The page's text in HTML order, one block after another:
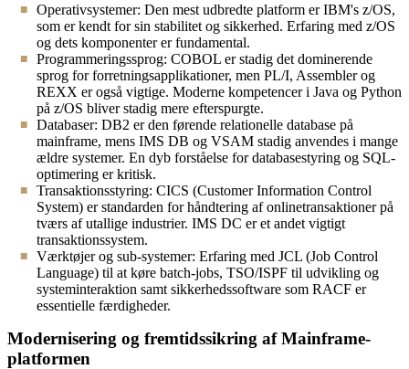
Operativsystemer: Den mest udbredte platform er IBM's z/OS,
som er kendt for sin stabilitet og sikkerhed. Erfaring med z/OS
og dets komponenter er fundamental.
Programmeringssprog: COBOL er stadig det dominerende
sprog for forretningsapplikationer, men PL/I, Assembler og
REXX er også vigtige. Moderne kompetencer i Java og Python
på z/OS bliver stadig mere efterspurgte.
Databaser: DB2 er den førende relationelle database på
mainframe, mens IMS DB og VSAM stadig anvendes i mange
ældre systemer. En dyb forståelse for databasestyring og SQL-
optimering er kritisk.
Transaktionsstyring: CICS (Customer Information Control
System) er standarden for håndtering af onlinetransaktioner på
tværs af utallige industrier. IMS DC er et andet vigtigt
transaktionssystem.
Værktøjer og sub-systemer: Erfaring med JCL (Job Control
Language) til at køre batch-jobs, TSO/ISPF til udvikling og
systeminteraktion samt sikkerhedssoftware som RACF er
essentielle færdigheder.
Modernisering og fremtidssikring af Mainframe-
platformen